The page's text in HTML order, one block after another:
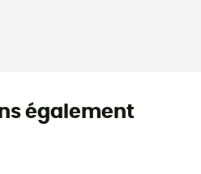
également